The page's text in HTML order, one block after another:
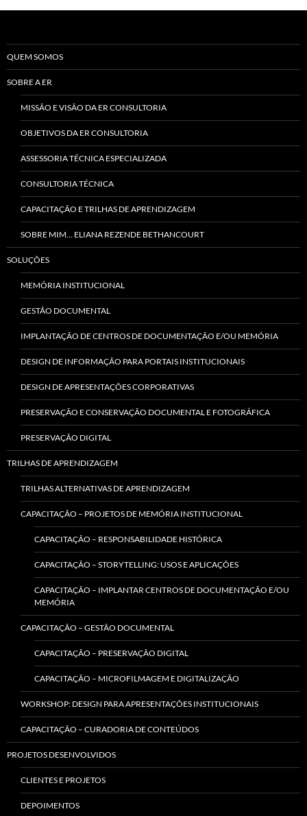
posts
QUEM SOMOS
SOBRE A ER
MISSÃO E VISÃO DA ER CONSULTORIA
OBJETIVOS DA ER CONSULTORIA
ASSESSORIA TÉCNICA ESPECIALIZADA
CONSULTORIA TÉCNICA
CAPACITAÇÃO E TRILHAS DE APRENDIZAGEM
SOBRE MIM… ELIANA REZENDE BETHANCOURT
SOLUÇÕES
MEMÓRIA INSTITUCIONAL
GESTÃO DOCUMENTAL
IMPLANTAÇÃO DE CENTROS DE DOCUMENTAÇÃO E/OU MEMÓRIA
DESIGN DE INFORMAÇÃO PARA PORTAIS INSTITUCIONAIS
DESIGN DE APRESENTAÇÕES CORPORATIVAS
PRESERVAÇÃO E CONSERVAÇÃO DOCUMENTAL E FOTOGRÁFICA
PRESERVAÇÃO DIGITAL
TRILHAS DE APRENDIZAGEM
TRILHAS ALTERNATIVAS DE APRENDIZAGEM
CAPACITAÇÃO – PROJETOS DE MEMÓRIA INSTITUCIONAL
CAPACITAÇÃO – RESPONSABILIDADE HISTÓRICA
CAPACITAÇÃO – STORYTELLING: USOS E APLICAÇÕES
CAPACITAÇÃO – IMPLANTAR CENTROS DE DOCUMENTAÇÃO E/OU
MEMÓRIA
CAPACITAÇÃO – GESTÃO DOCUMENTAL
CAPACITAÇÃO – PRESERVAÇÃO DIGITAL
CAPACITAÇÃO – MICROFILMAGEM E DIGITALIZAÇÃO
WORKSHOP: DESIGN PARA APRESENTAÇÕES INSTITUCIONAIS
CAPACITAÇÃO – CURADORIA DE CONTEÚDOS
PROJETOS DESENVOLVIDOS
CLIENTES E PROJETOS
DEPOIMENTOS